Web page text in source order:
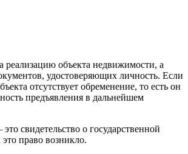
реализацию объекта недвижимости, а
удостоверяющих личность. Если
отсутствует обременение, то есть он
предъявления в дальнейшем
свидетельство о государственной
право возникло.